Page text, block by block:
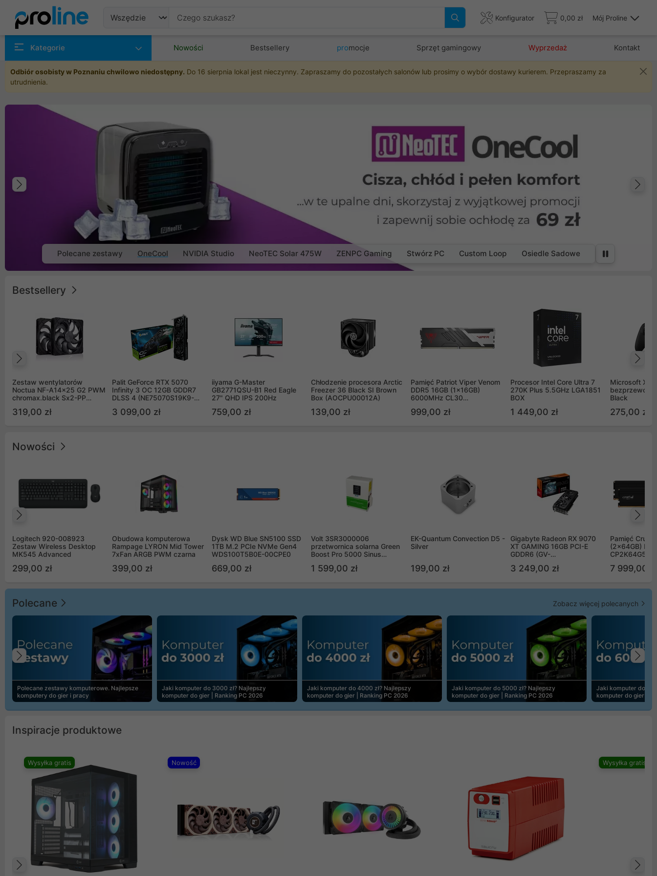
Konfigurator 0,00 zł Mój Proline
Kategorie Nowości Bestsellery promocje Sprzęt gamingowy Wyprzedaż Kontakt
Odbiór osobisty w Poznaniu chwilowo niedostępny. Do 16 sierpnia lokal jest nieczynny. Zapraszamy do pozostałych salonów lub prosimy o wybór dostawy kurierem. Przepraszamy za
utrudnienia.
Poprzedni
Polecane zestawy OneCool NVIDIA Studio NeoTEC Solar 475W ZENPC Gaming Stwórz PC Custom Loop Osiedle Sadowe
Bestsellery
Zestaw wentylatorów
Noctua NF-A14x25 G2 PWM
chromax.black Sx2-PP
(2szt)
319,00 zł
Palit GeForce RTX 5070
Infinity 3 OC 12GB GDDR7
DLSS 4 (NE75070S19K9-
3 099,00 zł
iiyama G-Master
GB2771QSU-B1 Red Eagle
27" QHD IPS 200Hz
759,00 zł
Chłodzenie procesora Arctic
Freezer 36 Black SI Brown
Box (AOCPU00012A)
139,00 zł
Pamięć Patriot Viper Venom
DDR5 16GB (1x16GB)
6000MHz CL30
999,00 zł
Procesor Intel Core Ultra 7
270K Plus 5.5GHz LGA1851
BOX
1 449,00 zł
Microsoft
Black
275,00 zł
Nowości
Logitech 920-008923
Zestaw Wireless Desktop
MK545 Advanced
299,00 zł
Obudowa komputerowa
Rampage LYRON Mid Tower
7xFan ARGB PWM czarna
399,00 zł
Dysk WD Blue SN5100 SSD
1TB M.2 PCIe NVMe Gen4
WDS100T5B0E-00CPE0
669,00 zł
Volt 3SR3000006
przetwornica solarna Green
Boost Pro 5000 Sinus
1 599,00 zł
EK-Quantum Convection D5 -
Silver
199,00 zł
Gigabyte Radeon RX 9070
XT GAMING 16GB PCI-E
GDDR6 (GV-
3 249,00 zł
Pamięć
(2x64GB)
7 999,00 zł
Polecane Zobacz więcej polecanych
Polecane zestawy komputerowe. Najlepsze
komputery do gier i pracy
Jaki komputer do 3000 zł? Najlepszy
komputer do gier | Ranking PC 2026
Jaki komputer do 4000 zł? Najlepszy
komputer do gier | Ranking PC 2026
Jaki komputer do 5000 zł? Najlepszy
komputer do gier | Ranking PC 2026
Jaki komputer do
komputer do gier |
Poprzedni
Inspiracje produktowe
Wysyłka gratis Nowość Wysyłka gratis